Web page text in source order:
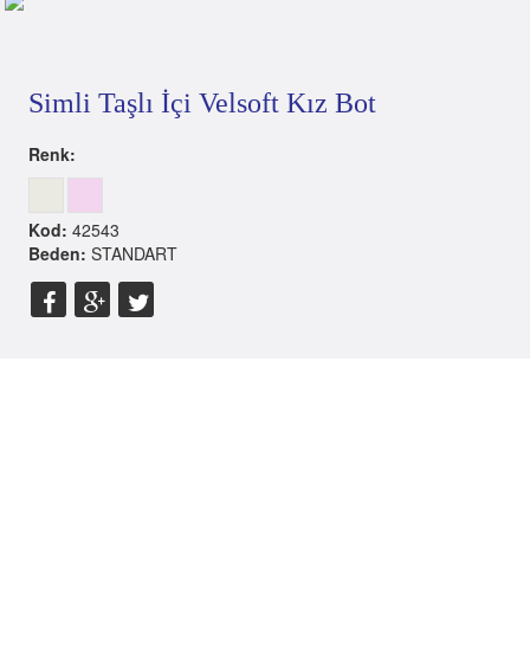
Simli Taşlı İçi Velsoft Kız Bot
Renk:
Kod: 42543
Beden: STANDART